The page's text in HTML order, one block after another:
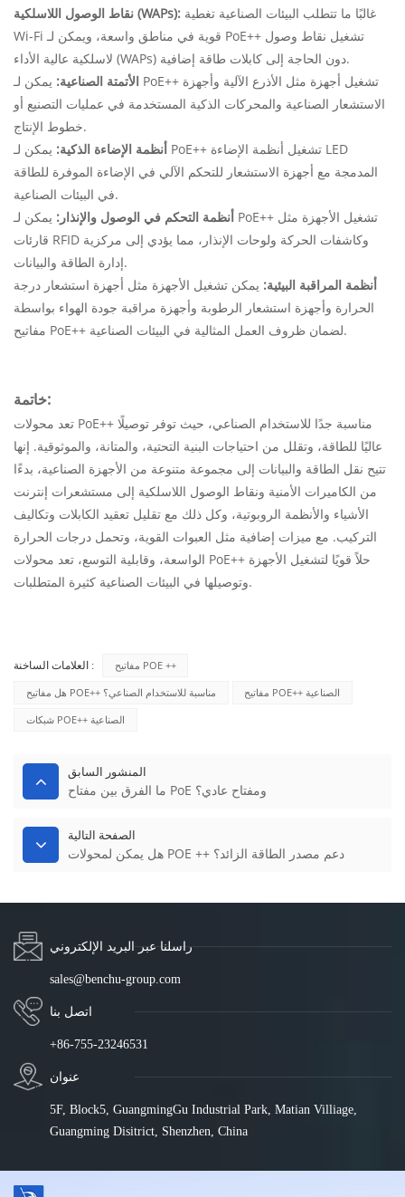
نقاط الوصول اللاسلكية (WAPs):
Wi-Fi قوية في مناطق واسعة، ويمكن لـ PoE++ تشغيل نقاط وصول
لاسلكية عالية الأداء (WAPs) دون الحاجة إلى كابلات طاقة إضافية.
الأتمتة الصناعية: يمكن لـ PoE++ تشغيل أجهزة مثل الأذرع الآلية وأجهزة
الاستشعار الصناعية والمحركات الذكية المستخدمة في عمليات التصنيع أو
خطوط الإنتاج.
أنظمة الإضاءة الذكية: يمكن لـ PoE++ تشغيل أنظمة الإضاءة LED
المدمجة مع أجهزة الاستشعار للتحكم الآلي في الإضاءة الموفرة للطاقة
في البيئات الصناعية.
أنظمة التحكم في الوصول والإنذار: يمكن لـ PoE++ تشغيل الأجهزة مثل
قارئات RFID وكاشفات الحركة ولوحات الإنذار، مما يؤدي إلى مركزية
إدارة الطاقة والبيانات.
أنظمة المراقبة البيئية: يمكن تشغيل الأجهزة مثل أجهزة استشعار درجة
الحرارة وأجهزة استشعار الرطوبة وأجهزة مراقبة جودة الهواء بواسطة
مفاتيح PoE++ لضمان ظروف العمل المثالية في البيئات الصناعية.
خاتمة:
تعد محولات PoE++ مناسبة جدًا للاستخدام الصناعي، حيث توفر توصيلًا
عاليًا للطاقة، وتقلل من احتياجات البنية التحتية، والمتانة، والموثوقية. إنها
تتيح نقل الطاقة والبيانات إلى مجموعة متنوعة من الأجهزة الصناعية، بدءًا
من الكاميرات الأمنية ونقاط الوصول اللاسلكية إلى مستشعرات إنترنت
الأشياء والأنظمة الروبوتية، وكل ذلك مع تقليل تعقيد الكابلات وتكاليف
التركيب. مع ميزات إضافية مثل العبوات القوية، وتحمل درجات الحرارة
الواسعة، وقابلية التوسع، تعد محولات PoE++ حلاً قويًا لتشغيل الأجهزة
وتوصيلها في البيئات الصناعية كثيرة المتطلبات.
العلامات الساخنة :
مفاتيح POE ++
هل مفاتيح POE++ مناسبة للاستخدام الصناعي؟
مفاتيح POE++ الصناعية
شبكات POE++ الصناعية
المنشور السابق
ما الفرق بين مفتاح PoE ومفتاح عادي؟
الصفحة التالية
هل يمكن لمحولات POE ++ دعم مصدر الطاقة الزائد؟
راسلنا عبر البريد الإلكتروني
sales@benchu-group.com
اتصل بنا
+86-755-23246531
عنوان
5F, Block5, GuangmingGu Industrial Park, Matian Villiage,
Guangming Disitrict, Shenzhen, China